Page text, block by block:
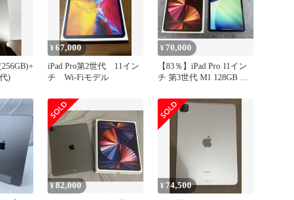
)
¥67,000
iPad Pro第2世代 11イン
チ Wi-Fiモデル
¥ 70,000
【83％】iPad Pro 11イン
チ 第3世代 M1 128GB Wi-
¥82,000 ¥ 74,500